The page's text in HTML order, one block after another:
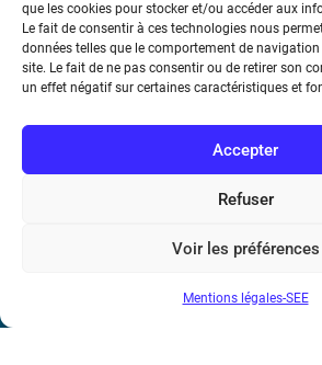
que les cookies pour stocker et/ou accéder aux
Le fait de consentir à ces technologies nous
données telles que le comportement de
site. Le fait de ne pas consentir ou de retirer son
un effet négatif sur certaines caractéristiques et
Accepter
Refuser
Voir les préférences
Mentions légales-SEE
Bicentenaire des découvertes
Marie Ampère
Conditions Générales de
Mentions légales
N° de SIREN : 785 393 232, Code APE :
communautaire : FR44 785 393 232